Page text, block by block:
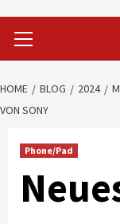
Menu
HOME BLOG 2024
VON SONY
Phone/Pad